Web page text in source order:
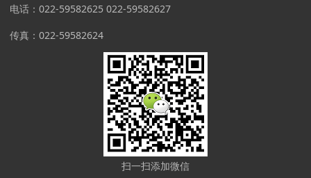
电话：022-59582625 022-59582627
传真：022-59582624
扫一扫添加微信